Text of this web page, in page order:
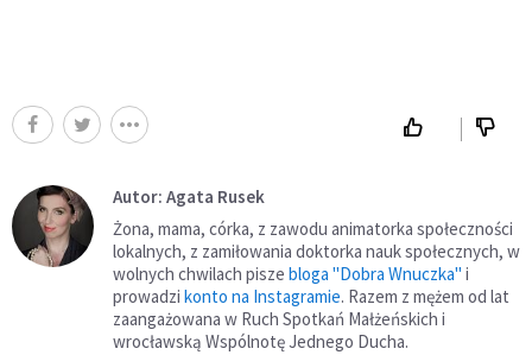
Autor: Agata Rusek
Żona, mama, córka, z zawodu animatorka społeczności
lokalnych, z zamiłowania doktorka nauk społecznych, w
wolnych chwilach pisze bloga "Dobra Wnuczka" i
prowadzi konto na Instagramie. Razem z mężem od lat
zaangażowana w Ruch Spotkań Małżeńskich i
wrocławską Wspólnotę Jednego Ducha.